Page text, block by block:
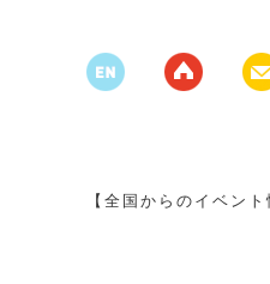
【全国からのイベン